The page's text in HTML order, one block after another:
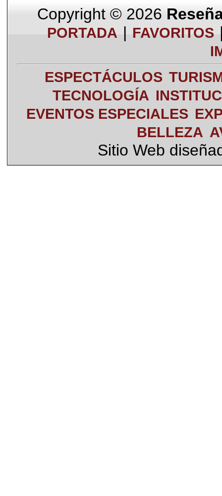
Copyright © 2026
PORTADA | FAVORITOS
ESPECTÁCULOS
TECNOLOGÍA
EVENTOS ESPECIALES
BELLEZA
Sitio Web